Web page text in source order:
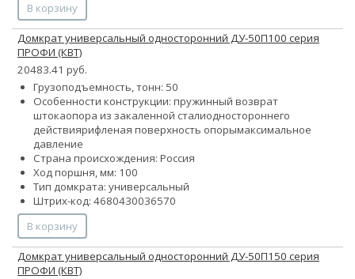
В корзину
Домкрат универсальный односторонний ДУ-50П100 серия
ПРОФИ (КВТ)
20483.41 руб.
Грузоподъемность, тонн: 50
Особенности конструкции: пружинный возврат
штокаопора из закаленной сталиодностороннего
действиярифленая поверхность опорымаксимальное
давление
Страна происхождения: Россия
Ход поршня, мм: 100
Тип домкрата: универсальный
Штрих-код: 4680430036570
В корзину
Домкрат универсальный односторонний ДУ-50П150 серия
ПРОФИ (КВТ)